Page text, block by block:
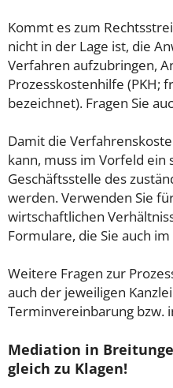
Kommt es zum
nicht in der Lage ist, die
Verfahren aufzubringen,
Prozesskostenhilfe (PKH;
bezeichnet). Fragen Sie
Damit die
kann, muss im Vorfeld
Geschäftsstelle des
werden. Verwenden Sie
wirtschaftlichen
Formulare, die Sie auch
Weitere Fragen zur
auch der jeweiligen
Terminvereinbarung bzw.
Mediation in
gleich zu Klagen!